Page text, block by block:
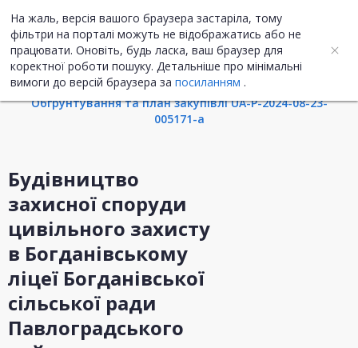
На жаль, версія вашого браузера застаріла, тому
фільтри на порталі можуть не відображатись або не
працювати. Оновіть, будь ласка, ваш браузер для
коректної роботи пошуку. Детальніше про мінімальні
вимоги до версій браузера за посиланням .
UA ENG
Інформація про закупівлю
Обгрунтування та план закупівлі UA-P-2024-08-23-
005171-a
Будівництво
захисної споруди
цивільного захисту
в Богданівському
ліцеї Богданівської
сільської ради
Павлоградського